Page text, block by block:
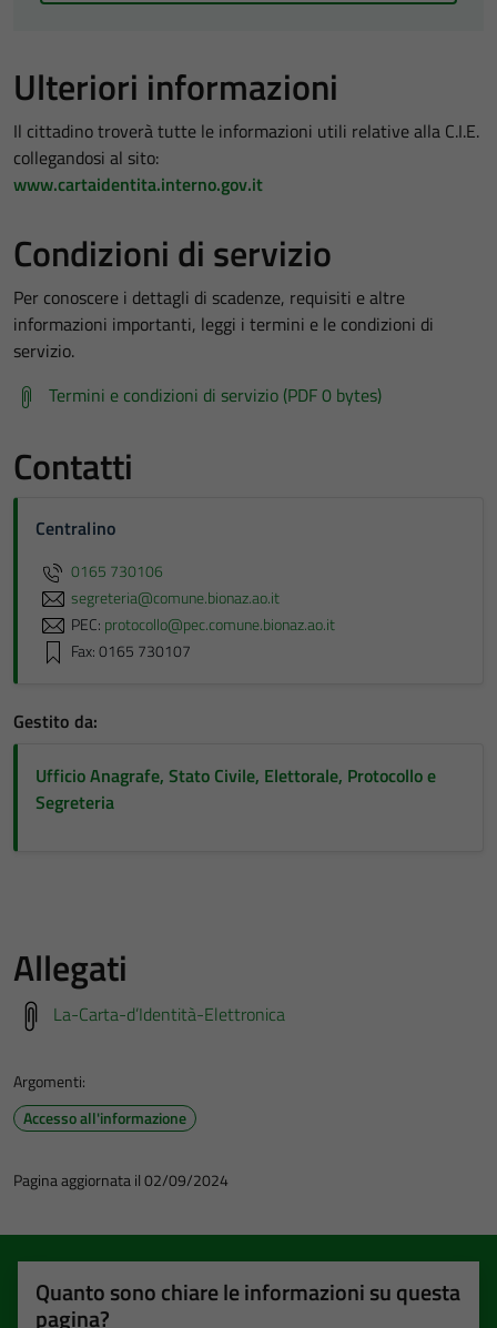
Ulteriori informazioni
Il cittadino troverà tutte le informazioni utili relative alla C.I.E.
collegandosi al sito:
www.cartaidentita.interno.gov.it
Condizioni di servizio
Per conoscere i dettagli di scadenze, requisiti e altre
informazioni importanti, leggi i termini e le condizioni di
servizio.
Termini e condizioni di servizio (PDF 0 bytes)
Contatti
Centralino
0165 730106
segreteria@comune.bionaz.ao.it
PEC: protocollo@pec.comune.bionaz.ao.it
Fax: 0165 730107
Gestito da:
Ufficio Anagrafe, Stato Civile, Elettorale, Protocollo e
Segreteria
Allegati
La-Carta-d’Identità-Elettronica
Argomenti:
Accesso all'informazione
Pagina aggiornata il 02/09/2024
Quanto sono chiare le informazioni su questa
pagina?